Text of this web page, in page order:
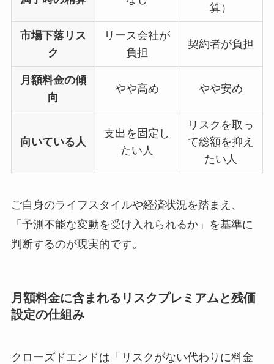
算）
市場下落リス
ク
リース会社が
負担
契約者が負担
月額料金の傾
向
やや高め やや安め
向いている人
支出を固定し
たい人
リスクを取っ
て総額を抑え
たい人
ご自身のライフスタイルや経済状況を踏まえ、
「予測不能な変動を受け入れられるか」を基準に
判断するのが現実的です。
月額料金に含まれるリスクプレミアムと残価
設定の仕組み
クローズドエンドは「リスクがない代わりに料金